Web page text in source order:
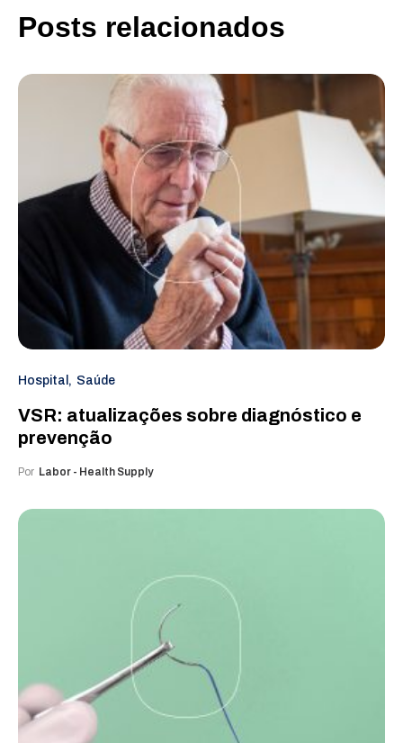
Posts relacionados
Hospital Saúde
VSR: atualizações sobre diagnóstico e
prevenção
Por Labor - Health Supply